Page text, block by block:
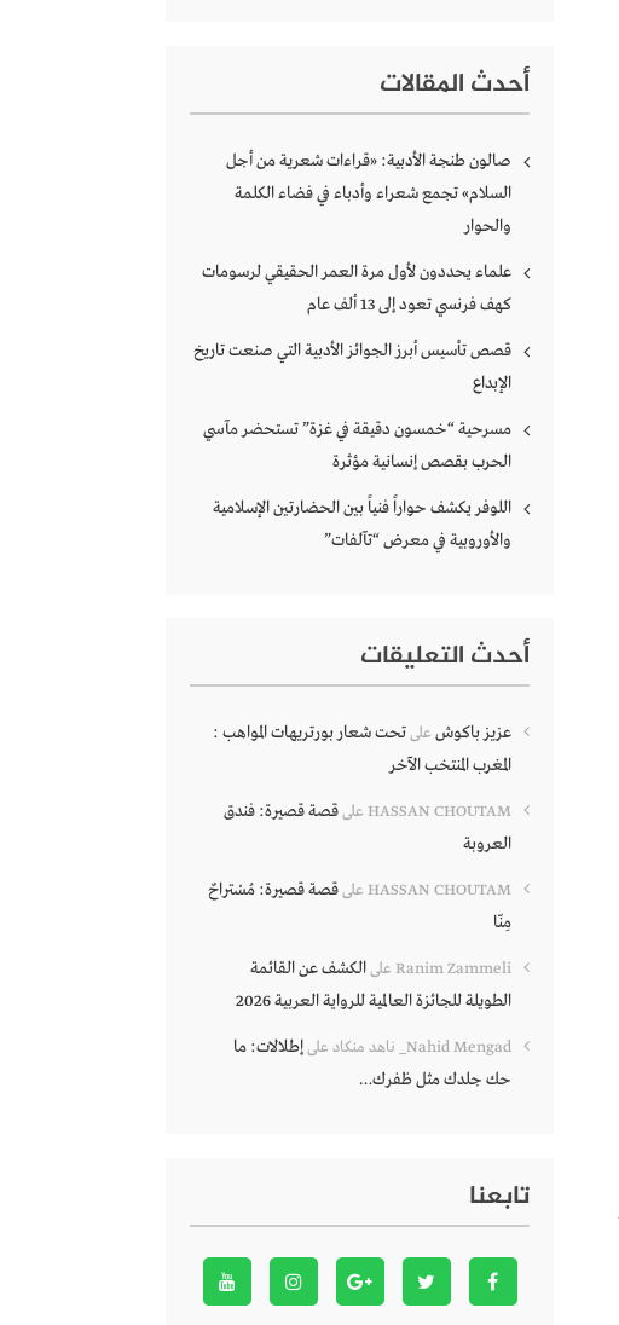
أحدث المقالات
صالون طنجة الأدبية: «قراءات شعرية من أجل
السلام» تجمع شعراء وأدباء في فضاء الكلمة
والحوار
علماء يحددون لأول مرة العمر الحقيقي لرسومات
كهف فرنسي تعود إلى 13 ألف عام
قصص تأسيس أبرز الجوائز الأدبية التي صنعت تاريخ
الإبداع
مسرحية “خمسون دقيقة في غزة” تستحضر مآسي
الحرب بقصص إنسانية مؤثرة
اللوفر يكشف حواراً فنياً بين الحضارتين الإسلامية
والأوروبية في معرض “تآلفات”
أحدث التعليقات
عزيز باكوش علىتحت شعار بورتريهات المواهب :
المغرب المنتخب الآخر
HASSAN CHOUTAM علىقصة قصيرة: فندق
العروبة
HASSAN CHOUTAM علىقصة قصيرة: مُسْتراحٌ
مِنّا
Ranim Zammeli علىالكشف عن القائمة
الطويلة للجائزة العالمية للرواية العربية 2026
Nahid Mengad_ ناهد منكاد علىإطلالات: ما
حك جلدك مثل ظفرك…
تابعنا